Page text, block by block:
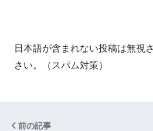
日本語が含まれない投稿は無視
さい。（スパム対策）
前の記事